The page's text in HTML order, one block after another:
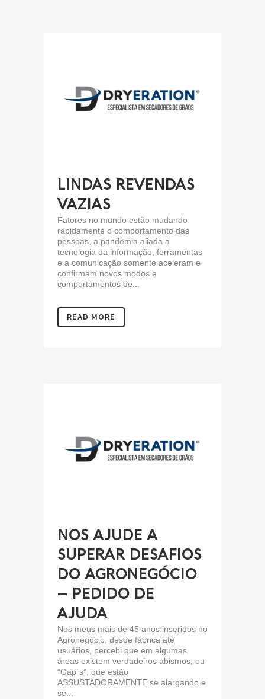
LINDAS REVENDAS
VAZIAS
Fatores no mundo estão mudando
rapidamente o comportamento das
pessoas, a pandemia aliada a
tecnologia da informação, ferramentas
e a comunicação somente aceleram e
confirmam novos modos e
comportamentos de...
READ MORE
NOS AJUDE A
SUPERAR DESAFIOS
DO AGRONEGÓCIO
– PEDIDO DE
AJUDA
Nos meus mais de 45 anos inseridos no
Agronegócio, desde fábrica até
usuários, percebi que em algumas
áreas existem verdadeiros abismos, ou
“Gap´s”, que estão
ASSUSTADORAMENTE se alargando e
se...